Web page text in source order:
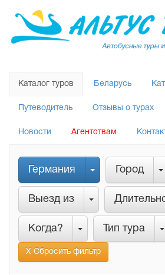
Каталог туров Беларусь
Путеводитель Отзывы о турах
Новости Агентствам
Германия Город
Выезд из
Когда? Тип тура
Х Сбросить фильтр